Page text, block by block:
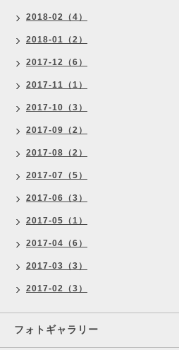
2018-02（4）
2018-01（2）
2017-12（6）
2017-11（1）
2017-10（3）
2017-09（2）
2017-08（2）
2017-07（5）
2017-06（3）
2017-05（1）
2017-04（6）
2017-03（3）
2017-02（3）
フォトギャラリー